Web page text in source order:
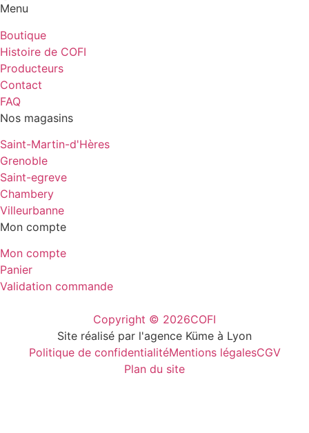
Menu
Boutique
Histoire de COFI
Producteurs
Contact
FAQ
Nos magasins
Saint-Martin-d'Hères
Grenoble
Saint-egreve
Chambery
Villeurbanne
Mon compte
Mon compte
Panier
Validation commande
Copyright © 2026COFI
Site réalisé par l'agence Küme à Lyon
Politique de confidentialitéMentions légalesCGV
Plan du site